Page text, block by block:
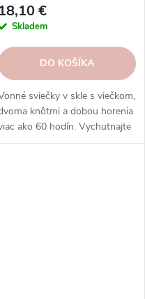
18,10 €
Skladem
DO KOŠÍKA
sviečky v skle s viečkom,
knôtmi a dobou horenia
ako 60 hodín. Vychutnajte
rôzne vône a rovnomerné